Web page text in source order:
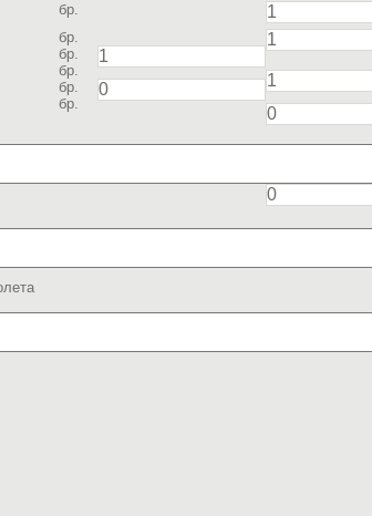
бр.
бр.
бр.
бр.
бр.
бр.